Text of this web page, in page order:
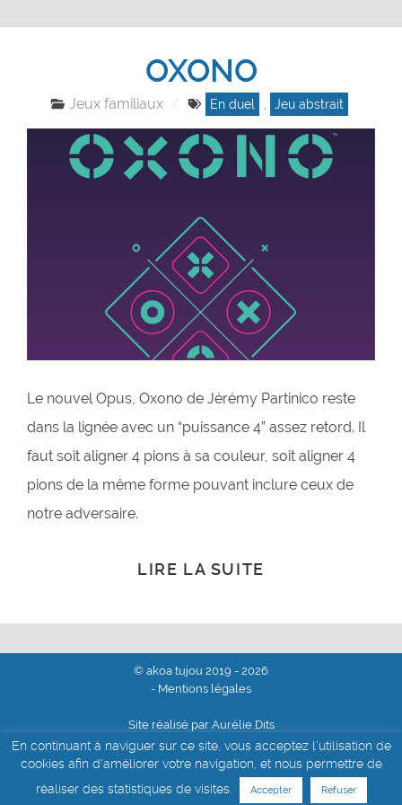
OXONO
Jeux familiaux En duel , Jeu abstrait
Le nouvel Opus, Oxono de Jérémy Partinico reste
dans la lignée avec un “puissance 4” assez retord. Il
faut soit aligner 4 pions à sa couleur, soit aligner 4
pions de la même forme pouvant inclure ceux de
notre adversaire.
LIRE LA SUITE
© akoa tujou 2019 - 2026
- Mentions légales
Site réalisé par Aurélie Dits
En continuant à naviguer sur ce site, vous acceptez l'utilisation de
cookies afin d'améliorer votre navigation, et nous permettre de
réaliser des statistiques de visites.
Accepter Refuser